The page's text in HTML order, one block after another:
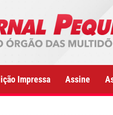
Impressa Assine